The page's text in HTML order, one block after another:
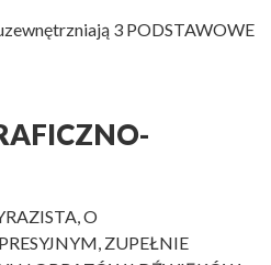
3 PODSTAWOWE
O
ZUPEŁNIE